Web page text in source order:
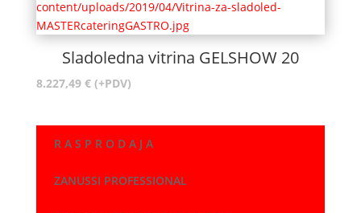
Sladoledna vitrina GELSHOW 20
8.227,49 € (+PDV)
R A S P R O D A J A
ZANUSSI PROFESSIONAL